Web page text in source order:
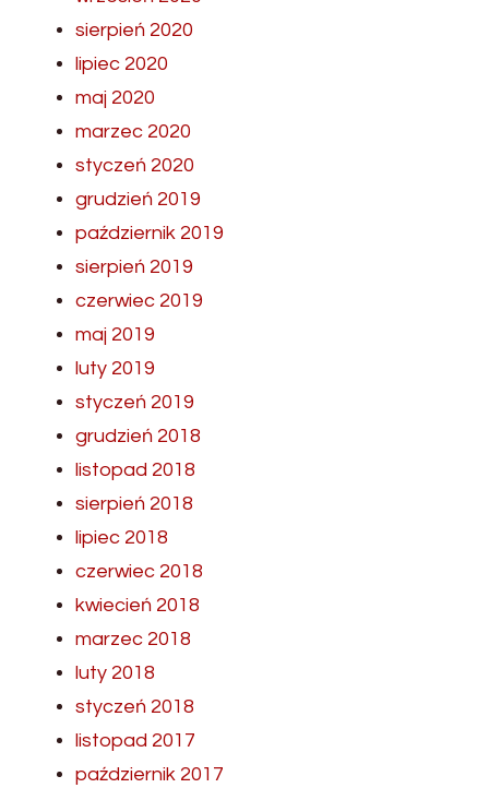
sierpień 2020
lipiec 2020
maj 2020
marzec 2020
styczeń 2020
grudzień 2019
październik 2019
sierpień 2019
czerwiec 2019
maj 2019
luty 2019
styczeń 2019
grudzień 2018
listopad 2018
sierpień 2018
lipiec 2018
czerwiec 2018
kwiecień 2018
marzec 2018
luty 2018
styczeń 2018
listopad 2017
październik 2017